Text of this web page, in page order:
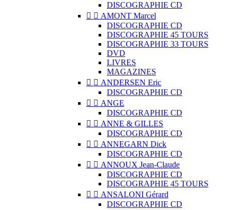
DISCOGRAPHIE CD
  AMONT Marcel
DISCOGRAPHIE CD
DISCOGRAPHIE 45 TOURS
DISCOGRAPHIE 33 TOURS
DVD
LIVRES
MAGAZINES
  ANDERSEN Eric
DISCOGRAPHIE CD
  ANGE
DISCOGRAPHIE CD
  ANNE & GILLES
DISCOGRAPHIE CD
  ANNEGARN Dick
DISCOGRAPHIE CD
  ANNOUX Jean-Claude
DISCOGRAPHIE CD
DISCOGRAPHIE 45 TOURS
  ANSALONI Gérard
DISCOGRAPHIE CD